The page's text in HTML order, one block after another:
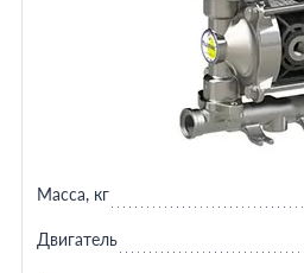
Масса, кг
Двигатель